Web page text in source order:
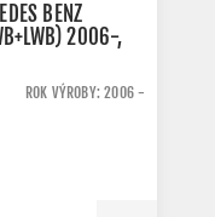
BENZ
2006-,
ROK VÝROBY: 2006 -